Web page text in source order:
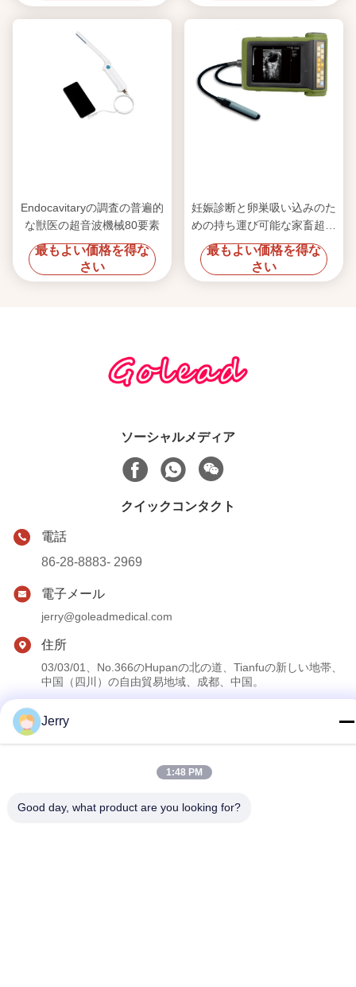
Endocavitaryの調査の普遍的
な獣医の超音波機械80要素
最もよい価格を得な
さい
妊娠診断と卵巣吸い込みのた
めの持ち運び可能な家畜超音
波機器
最もよい価格を得な
さい
ソーシャルメディア
クイックコンタクト
電話
86-28-8883- 2969
電子メール
jerry@goleadmedical.com
住所
03/03/01、No.366のHupanの北の道、Tianfuの新しい地帯、
中国（四川）の自由貿易地域、成都、中国。
2026 Golead Medical Group Co.,Ltd . 複製権所有。
Jerry
1:48 PM
Good day, what product are you looking for?